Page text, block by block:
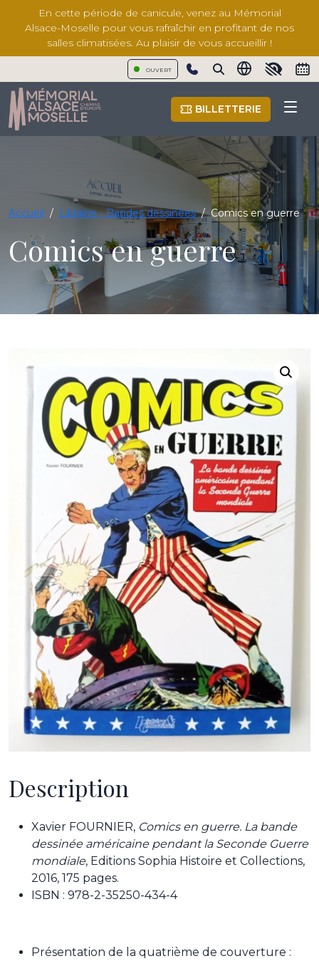
En cette période de canicule, venez au Mémorial
Alsace-Moselle pour vous rafraîchir en profitant de nos
salles climatisées. Au plaisir de vous accueillir !
OUVERT
Show phone number
BILLETTERIE
Accueil / Librairie - Bandes dessinées / Comics en guerre
Comics en guerre
Description
Xavier FOURNIER, Comics en guerre. La bande
dessinée américaine pendant la Seconde Guerre
mondiale, Editions Sophia Histoire et Collections,
2016, 175 pages.
ISBN : 978-2-35250-434-4
Présentation de la quatrième de couverture :